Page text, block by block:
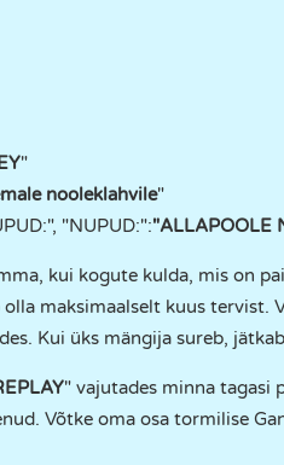
"
nooleklahvile"
"NUPUD:":"ALLAPOOLE
kui kogute kulda, mis on
maksimaalselt kuus tervist.
Kui üks mängija sureb,
" vajutades minna tagasi
Võtke oma osa tormilise